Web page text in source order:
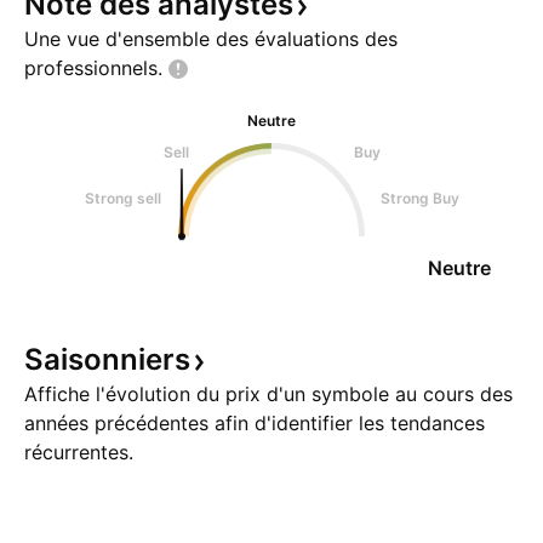
Une vue d'ensemble des évaluations des
professionnels.
Neutre
Sell
Buy
Strong sell Strong Buy
Neutre
Saisonniers
Affiche l'évolution du prix d'un symbole au cours des
années précédentes afin d'identifier les tendances
récurrentes.